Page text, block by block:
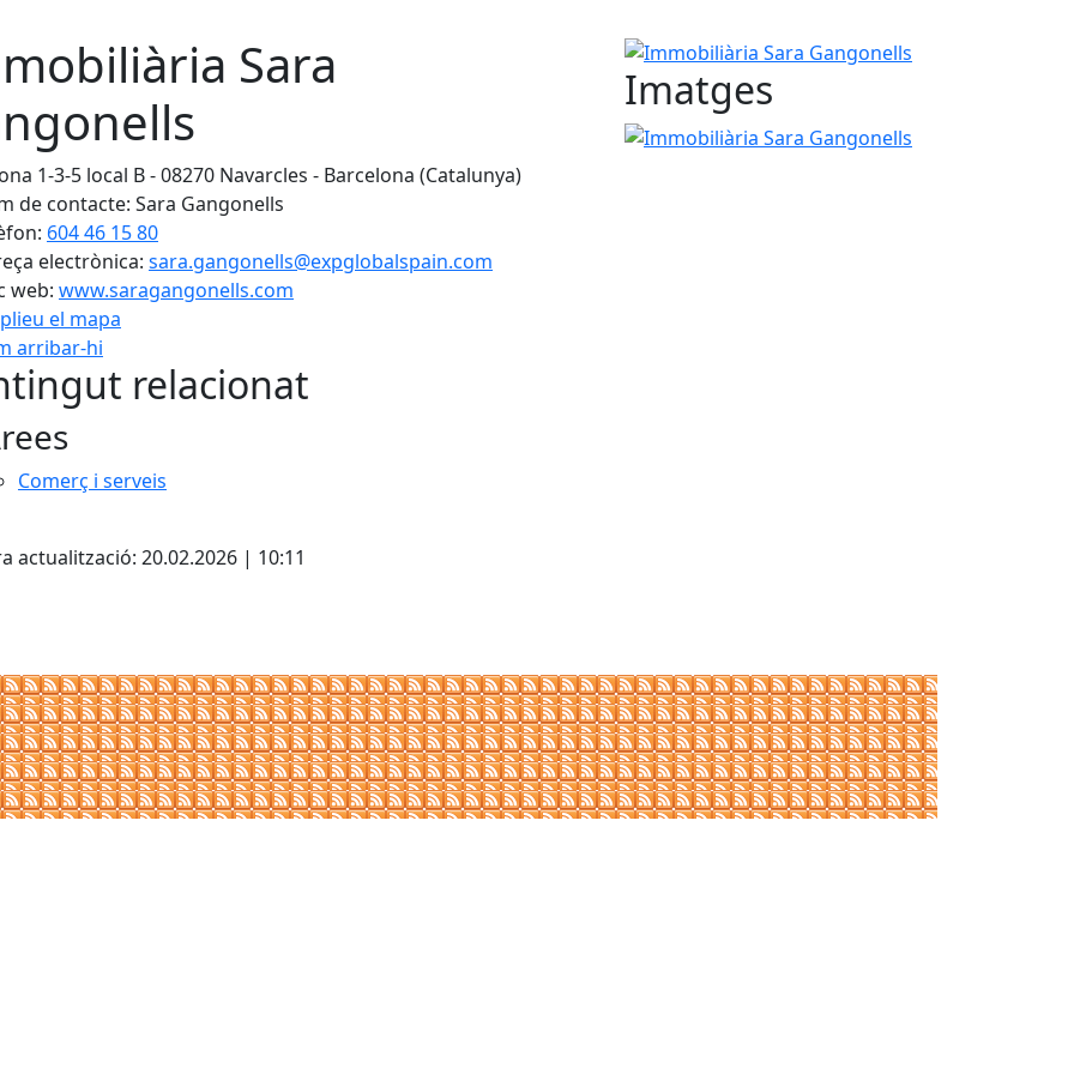
Sara
1-3-5 local B - 08270 Navarcles - Barcelona (Catalunya)
de contacte: Sara Gangonells
604 46 15 80
electrònica: sara.gangonells@expglobalspain.com
web: www.saragangonells.com
el mapa
arribar-hi
relacionat
Comerç i serveis
actualització: 20.02.2026 | 10:11
Immobiliària Sara Gangonells
Imatges
Immobiliària Sara Gangonells